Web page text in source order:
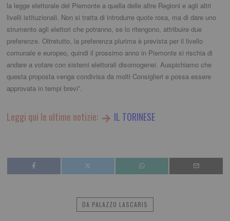
la legge elettorale del Piemonte a quella delle altre Regioni e agli altri
livelli istituzionali. Non si tratta di introdurre quote rosa, ma di dare uno
strumento agli elettori che potranno, se lo ritengono, attribuire due
preferenze. Oltretutto, la preferenza plurima è prevista per il livello
comunale e europeo, quindi il prossimo anno in Piemonte si rischia di
andare a votare con sistemi elettorali disomogenei. Auspichiamo che
questa proposta venga condivisa da molti Consiglieri e possa essere
approvata in tempi brevi”.
Leggi qui le ultime notizie: IL TORINESE
DA PALAZZO LASCARIS